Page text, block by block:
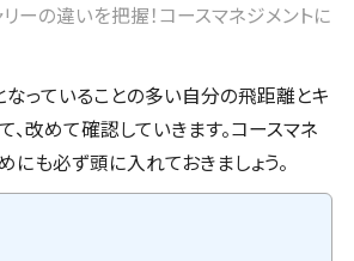
ーの違いを把握！コースマネジメントに
っていることの多い自分の飛距離とキ
、改めて確認していきます。コースマネ
にも必ず頭に入れておきましょう。